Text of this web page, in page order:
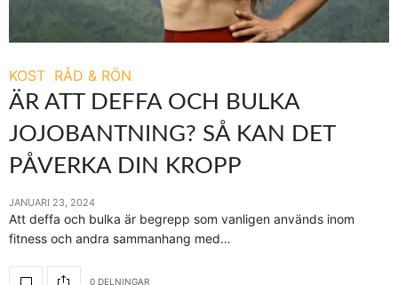
KOST RÅD & RÖN
ÄR ATT DEFFA OCH BULKA
JOJOBANTNING? SÅ KAN DET
PÅVERKA DIN KROPP
JANUARI 23, 2024
Att deffa och bulka är begrepp som vanligen används inom
fitness och andra sammanhang med…
0 DELNINGAR